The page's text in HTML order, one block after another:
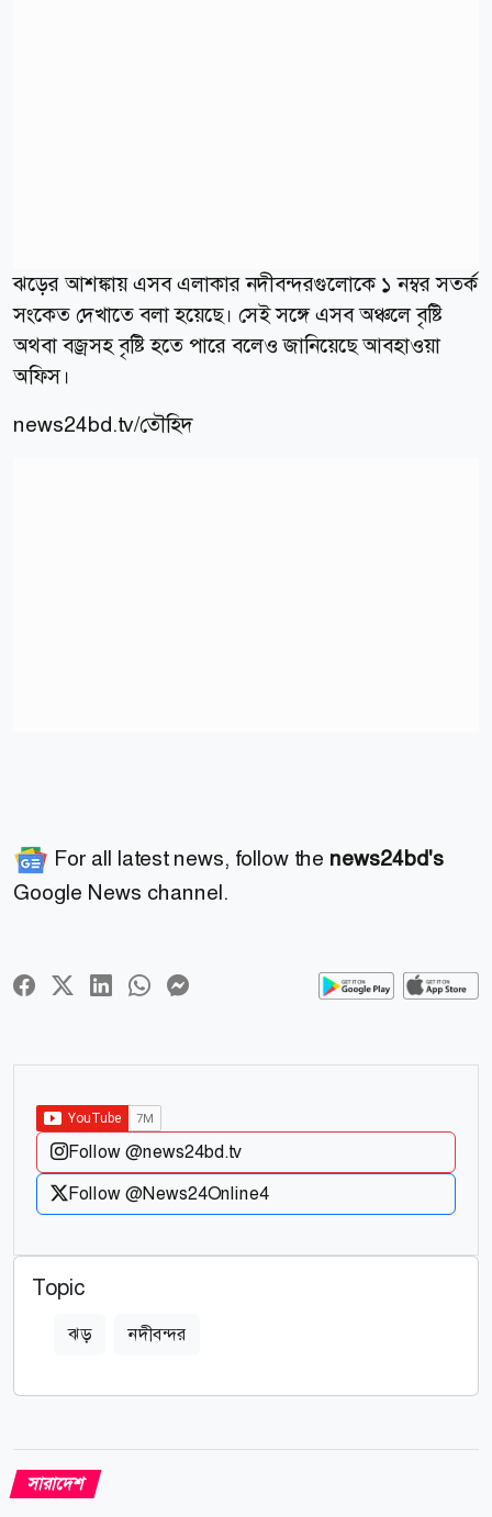
ঝড়ের আশঙ্কায় এসব এলাকার নদীবন্দরগুলোকে ১ নম্বর সতর্ক
সংকেত দেখাতে বলা হয়েছে। সেই সঙ্গে এসব অঞ্চলে বৃষ্টি
অথবা বজ্রসহ বৃষ্টি হতে পারে বলেও জানিয়েছে আবহাওয়া
অফিস।
news24bd.tv/তৌহিদ
For all latest news, follow the news24bd's
Google News channel.
Follow @news24bd.tv
Follow @News24Online4
Topic
ঝড় নদীবন্দর
সারাদেশ